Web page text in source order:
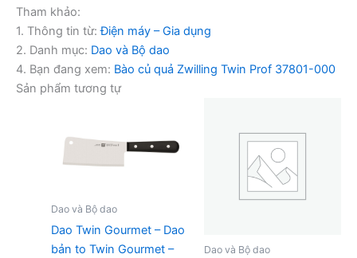
Tham khảo:
1. Thông tin từ:Điện máy – Gia dụng
2. Danh mục: Dao và Bộ dao
4. Bạn đang xem: Bào củ quả Zwilling Twin Prof 37801-000
Sản phẩm tương tự
Dao và Bộ dao
Dao Twin Gourmet – Dao
bản to Twin Gourmet –
Dao và Bộ dao